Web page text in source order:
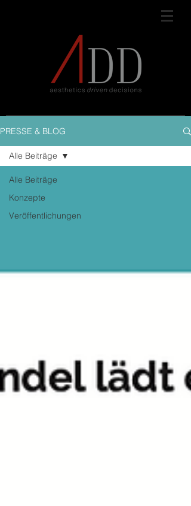
PRESSE & BLOG
Alle Beiträge
Konzepte
Veröffentlichungen
Alle Beiträge